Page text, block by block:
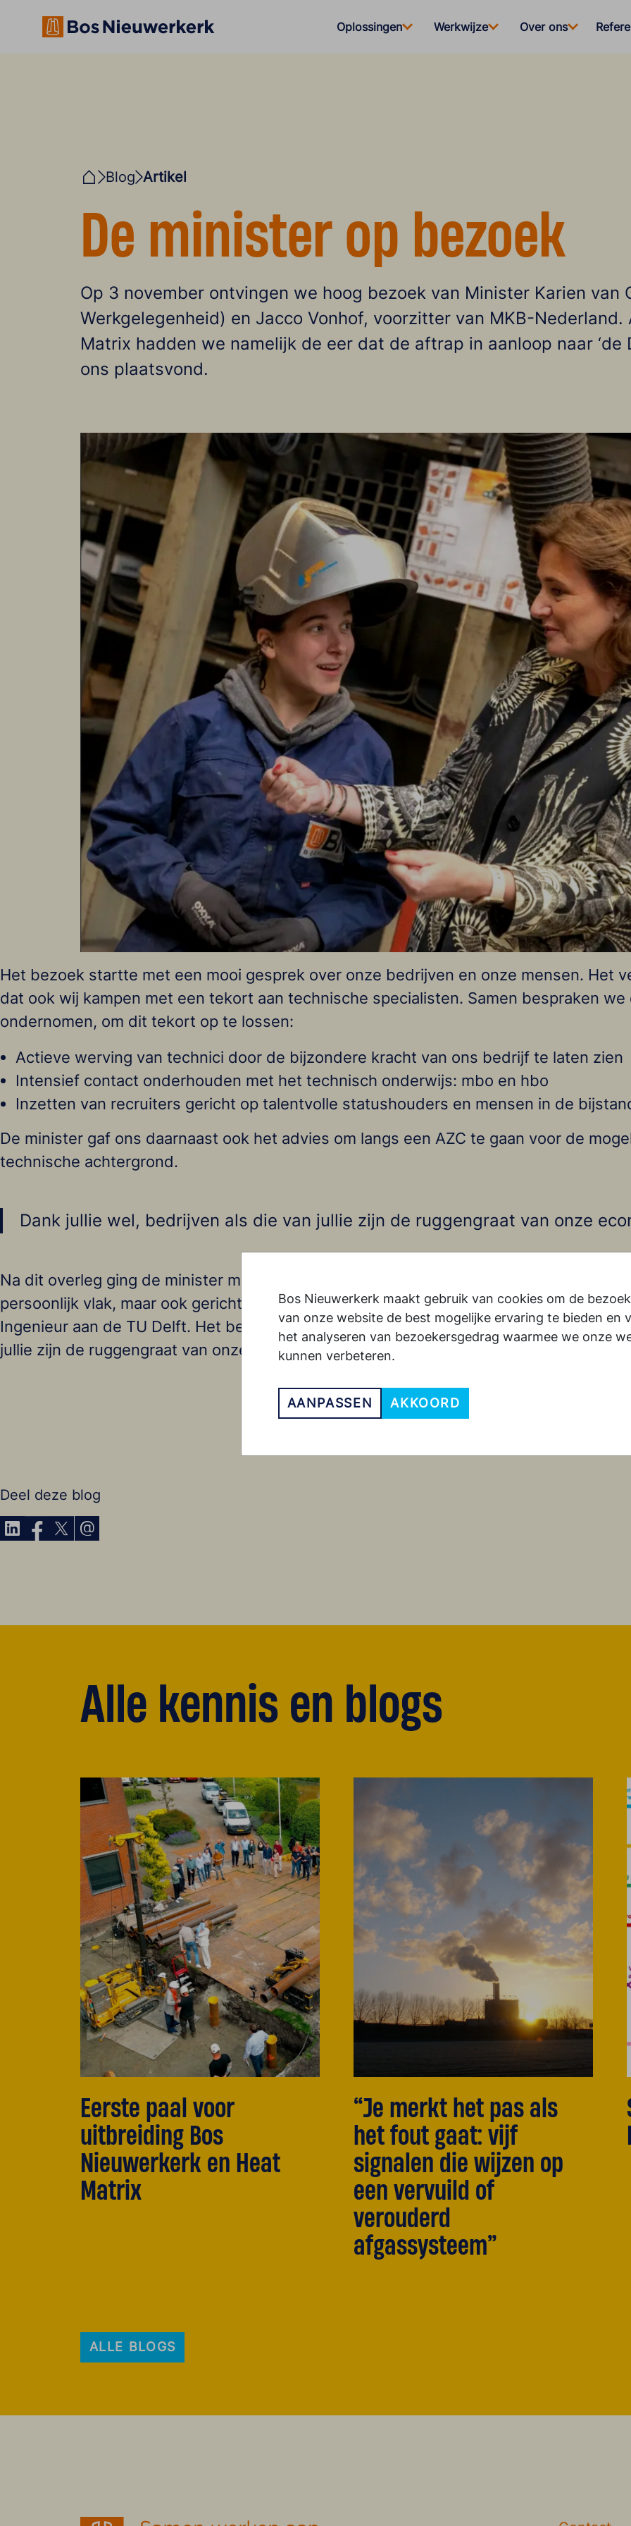
Bos Nieuwerkerk maakt gebruik van cookies om de
van onze website de best mogelijke ervaring te bieden en
het analyseren van bezoekersgedrag waarmee we onze
kunnen verbeteren.
AANPASSEN AKKOORD
Oplossingen Werkwijze Over ons
Home
Blog Artikel
De minister op bezoek
Op 3 november ontvingen we hoog bezoek van Minister Karien van
Werkgelegenheid) en Jacco Vonhof, voorzitter van MKB-
Matrix hadden we namelijk de eer dat de aftrap in aanloop naar ‘de
ons plaatsvond.
Het bezoek startte met een mooi gesprek over onze bedrijven en onze mensen. Het
dat ook wij kampen met een tekort aan technische specialisten. Samen bespraken
ondernomen, om dit tekort op te lossen:
Actieve werving van technici door de bijzondere kracht van ons bedrijf te laten zien
Intensief contact onderhouden met het technisch onderwijs: mbo en hbo
Inzetten van recruiters gericht op talentvolle statushouders en mensen in de
De minister gaf ons daarnaast ook het advies om langs een AZC te gaan voor de
technische achtergrond.
Dank jullie wel, bedrijven als die van jullie zijn de ruggengraat van onze
Na dit overleg ging de minister met onze medewerkers in gesprek te gaan wat
persoonlijk vlak, maar ook gericht op vakinhoudelijke onderwerpen, want Van Gennip
Ingenieur aan de TU Delft. Het bezoek eindigde met een groot compliment van de
jullie zijn de ruggengraat van onze economie en samenleving.’
Deel deze blog
Delen via LinkedIn
Delen via Facebook
Delen via X
Delen via E-Mail
Alle kennis en blogs
Eerste paal voor
uitbreiding Bos
Nieuwerkerk en Heat
Matrix
“Je merkt het pas als
het fout gaat: vijf
signalen die wijzen op
een vervuild of
verouderd
afgassysteem”
ALLE BLOGS